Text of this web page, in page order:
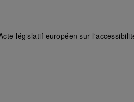
législatif européen sur